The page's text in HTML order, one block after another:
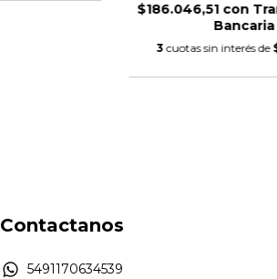
$186.046,51 con
Bancaria
3 cuotas sin interés de
Contactanos
5491170634539